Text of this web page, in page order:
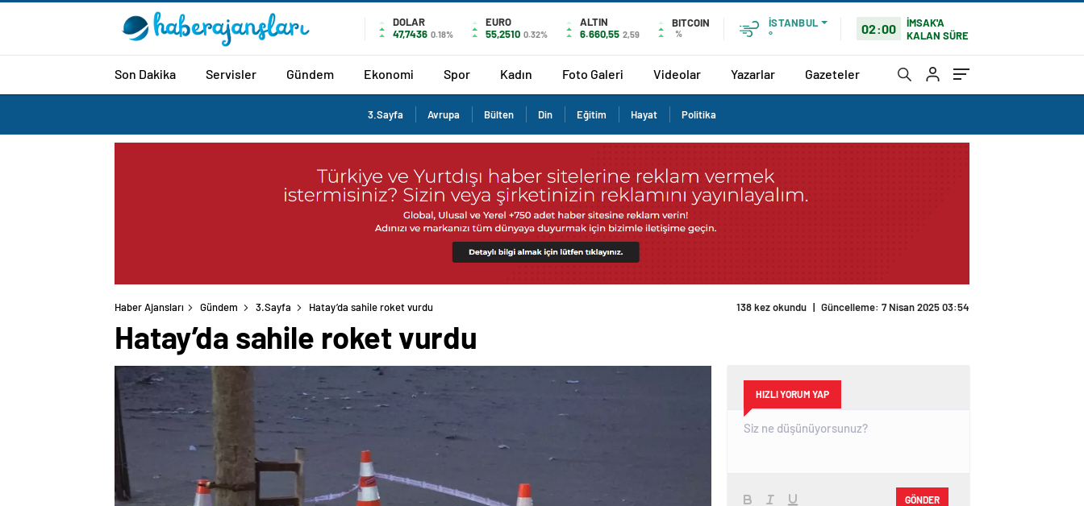
DOLAR
47,7436 0.18%
EURO
55,2510 0.32%
ALTIN
6.660,55 2,59
BITCOIN
%
İSTANBUL
°
02:00
İMSAK'A
KALAN SÜRE
Son Dakika Servisler Gündem Ekonomi Spor Kadın Foto Galeri Videolar Yazarlar Gazeteler
3.Sayfa Avrupa Bülten Din Eğitim Hayat Politika
Haber Ajansları Gündem 3.Sayfa Hatay’da sahile roket vurdu
Hatay’da sahile roket vurdu
HIZLI YORUM YAP
GÖNDER